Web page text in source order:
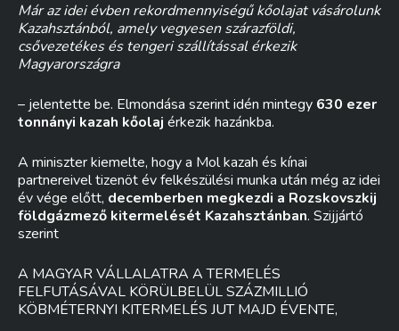
Már az idei évben rekordmennyiségű kőolajat vásárolunk
Kazahsztánból, amely vegyesen szárazföldi,
csővezetékes és tengeri szállítással érkezik
Magyarországra
– jelentette be. Elmondása szerint idén mintegy 630 ezer
tonnányi kazah kőolaj érkezik hazánkba.
A miniszter kiemelte, hogy a Mol kazah és kínai
partnereivel tizenöt év felkészülési munka után még az idei
év vége előtt, decemberben megkezdi a Rozskovszkij
földgázmező kitermelését Kazahsztánban. Szijjártó
szerint
A MAGYAR VÁLLALATRA A TERMELÉS
FELFUTÁSÁVAL KÖRÜLBELÜL SZÁZMILLIÓ
KÖBMÉTERNYI KITERMELÉS JUT MAJD ÉVENTE,